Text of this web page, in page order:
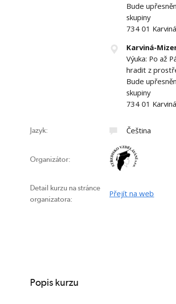
Bude
skupiny
734 01
Karviná-
Výuka: Po až
hradit z
Bude
skupiny
734 01
Jazyk: Čeština
Organizátor:
Detail kurzu na stránce
organizatora:
Přejít na web
Popis kurzu